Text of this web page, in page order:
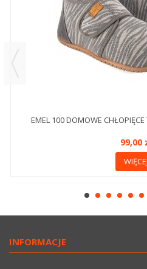
EMEL 100 DOMOWE CHŁOPIĘCE
99,00
WIĘCEJ
INFORMACJE